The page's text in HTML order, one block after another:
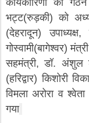
कार्यकारिणी का
भट्ट(रुड़की) को
(देहरादून)
गोस्वामी(बागेश्वर)
सहमंत्री, डॉ. अंशुल
(हरिद्वार) किशोरी
विमला अरोरा व
गया